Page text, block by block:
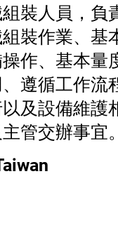
裝人員，負
裝作業、基
作、基本量
遵循工作流
及設備維護
管交辦事宜。